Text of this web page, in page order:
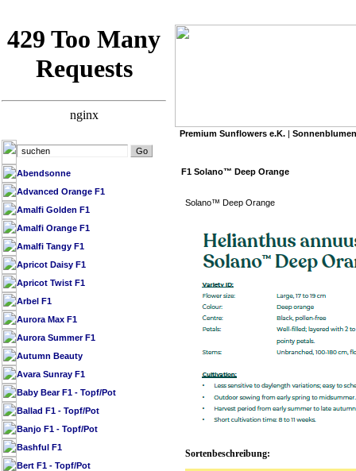
Premium Sunflowers e.K. |
Abendsonne
Advanced Orange F1
Amalfi Golden F1
Amalfi Orange F1
Amalfi Tangy F1
Apricot Daisy F1
Apricot Twist F1
Arbel F1
Aurora Max F1
Aurora Summer F1
Autumn Beauty
Avara Sunray F1
Baby Bear F1 - Topf/Pot
Ballad F1 - Topf/Pot
Banjo F1 - Topf/Pot
Bashful F1
Bert F1 - Topf/Pot
F1 Solano™ Deep Orange
Solano™ Deep Orange
Sortenbeschreibung: